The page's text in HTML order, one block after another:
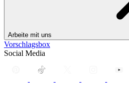
Arbeite mit uns
Vorschlagsbox
Social Media